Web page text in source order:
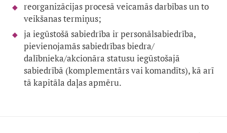
reorganizācijas procesā veicamās darbības un to
veikšanas termiņus;
ja iegūstošā sabiedrība ir personālsabiedrība,
pievienojamās sabiedrības biedra/
dalībnieka/akcionāra statusu iegūstošajā
sabiedrībā (komplementārs vai komandīts), kā arī
tā kapitāla daļas apmēru.